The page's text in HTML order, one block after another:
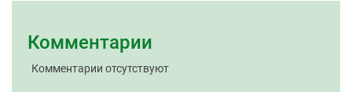
Комментарии
Комментарии отсутствуют